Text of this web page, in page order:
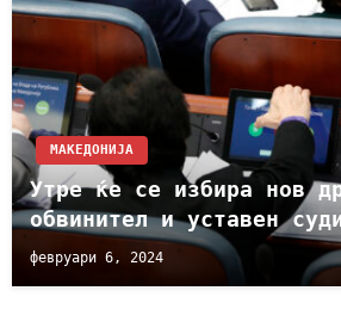
МАКЕДОНИЈА
Утре ќе се избира нов
обвинител и уставен
февруари 6, 2024